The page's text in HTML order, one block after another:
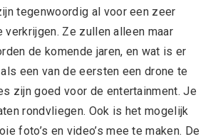
tegenwoordig al voor een zeer
verkrijgen. Ze zullen alleen maar
de komende jaren, en wat is er
een van de eersten een drone te
zijn goed voor de entertainment. Je
rondvliegen. Ook is het mogelijk
foto’s en video’s mee te maken. De